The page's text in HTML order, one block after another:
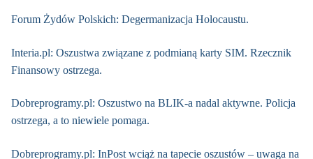
Forum Żydów Polskich: Degermanizacja Holocaustu.
Interia.pl: Oszustwa związane z podmianą karty SIM. Rzecznik
Finansowy ostrzega.
Dobreprogramy.pl: Oszustwo na BLIK-a nadal aktywne. Policja
ostrzega, a to niewiele pomaga.
Dobreprogramy.pl: InPost wciąż na tapecie oszustów – uwaga na